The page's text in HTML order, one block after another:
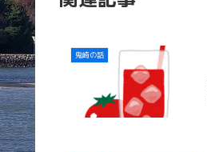
鬼崎の話